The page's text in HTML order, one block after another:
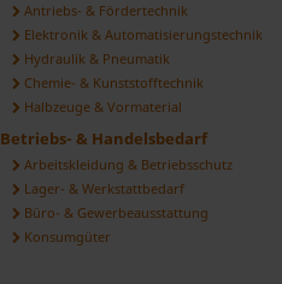
Antriebs- & Fördertechnik
Elektronik & Automatisierungstechnik
Hydraulik & Pneumatik
Chemie- & Kunststofftechnik
Halbzeuge & Vormaterial
Betriebs- & Handelsbedarf
Arbeitskleidung & Betriebsschutz
Lager- & Werkstattbedarf
Büro- & Gewerbeausstattung
Konsumgüter